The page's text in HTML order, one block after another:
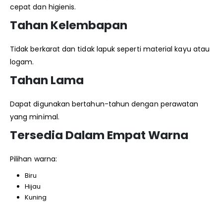
cepat dan higienis.
Tahan Kelembapan
Tidak berkarat dan tidak lapuk seperti material kayu atau
logam.
Tahan Lama
Dapat digunakan bertahun-tahun dengan perawatan
yang minimal.
Tersedia Dalam Empat Warna
Pilihan warna:
Biru
Hijau
Kuning